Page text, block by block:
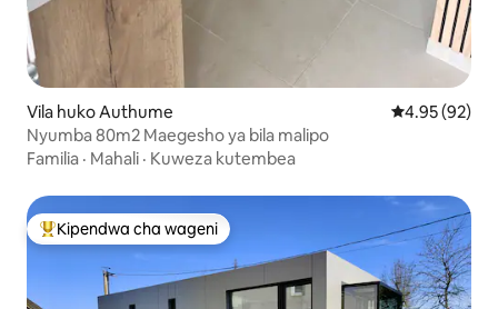
Vila huko Authume Ukadiriaji wa
4.95 (92)
Nyumba 80m2 Maegesho ya bila malipo
Familia · Mahali · Kuweza kutembea
Kipendwa maarufu cha wageni
Kipendwa cha wageni